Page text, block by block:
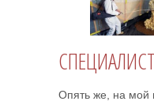
Опять же, на мой